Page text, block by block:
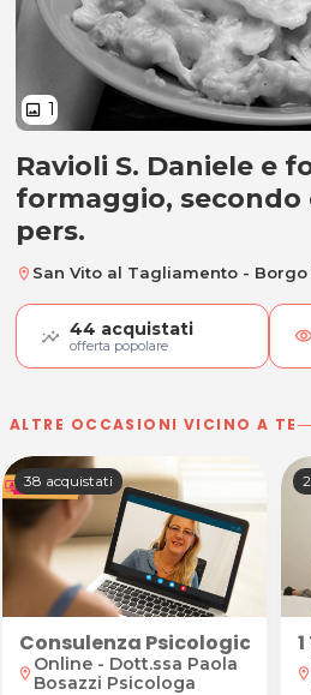
image 1
Ravioli S. Daniele
Ravioli S. Daniele e
formaggio, secondo
pers.
location_on San Vito al Tagliamento -
44 acquistati
offerta popolare
ALTRE OCCASIONI VICINO A TE
body
38 acquistati
Consulenza Psicologica
location_on Online - Dott.ssa Paola
Bosazzi Psicologa
location_on